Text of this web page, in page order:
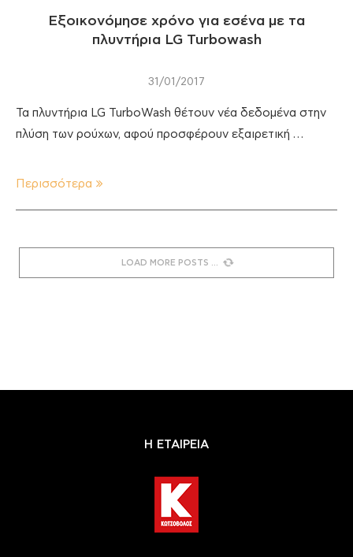
Εξοικονόμησε χρόνο για εσένα με τα
πλυντήρια LG Turbowash
31/01/2017
Τα πλυντήρια LG TurboWash θέτουν νέα δεδομένα στην
πλύση των ρούχων, αφού προσφέρουν εξαιρετική …
Περισσότερα
LOAD MORE POSTS
Η ΕΤΑΙΡΕΙΑ